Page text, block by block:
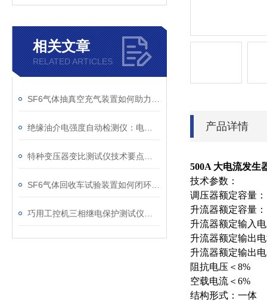
相关文章
RELATED ARTICLES
产品详情
500A 大电流发生
技术参数：
调压器额定容量：
升流器额定容量：
升流器额定输入
升流器额定输出
升流器额定输出
阻抗电压＜
空载电流＜ 6%
结构形式：一体